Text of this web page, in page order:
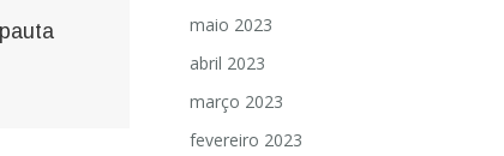
maio 2023
abril 2023
março 2023
fevereiro 2023